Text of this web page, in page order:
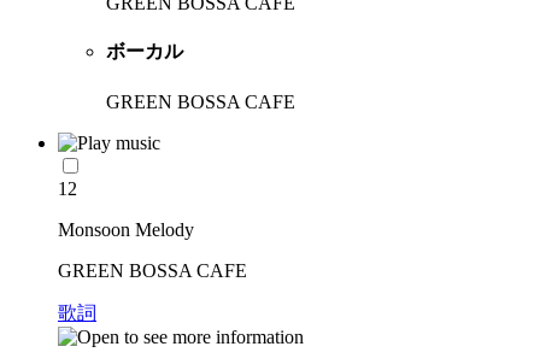
ボーカル
GREEN BOSSA CAFE
12
Monsoon Melody
GREEN BOSSA CAFE
歌詞